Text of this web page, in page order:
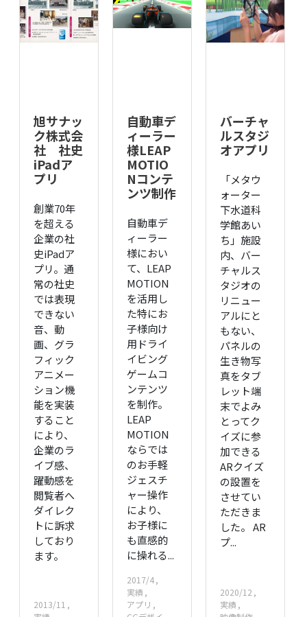
旭サナッ
ク株式会
社 社史
iPadア
プリ
創業70年
を超える
企業の社
史iPadア
プリ。通
常の社史
では表現
できない
音、動
画、グラ
フィック
アニメー
ション機
能を実装
すること
により、
企業のラ
イブ感、
躍動感を
閲覧者へ
ダイレク
トに訴求
しており
ます。
2013/11
自動車デ
ィーラー
様LEAP
MOTIO
Nコンテ
ンツ制作
自動車デ
ィーラー
様におい
て、LEAP
MOTION
を活用し
た特にお
子様向け
用ドライ
イビング
ゲームコ
ンテンツ
を制作。
LEAP
MOTION
ならでは
のお手軽
ジェスチ
ャー操作
により、
お子様に
も直感的
に操れる...
2017/4
実績
アプリ
バーチャ
ルスタジ
オアプリ
「メタウ
ォーター
下水道科
学館あい
ち」施設
内、バー
チャルス
タジオの
リニュー
アルにと
もない、
パネルの
生き物写
真をタブ
レット端
末でよみ
とってク
イズに参
加できる
ARクイズ
の設置を
させてい
ただきま
した。 AR
プ...
2020/12
実績